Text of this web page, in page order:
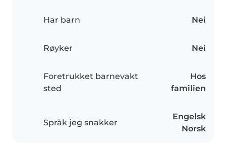
Har barn Nei
Røyker Nei
Foretrukket barnevakt
sted
Hos
familien
Språk jeg snakker
Engelsk
Norsk